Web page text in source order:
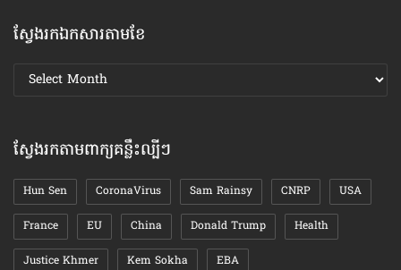
ស្វែងរកឯកសារតាមខែ
ស្វែងរក
ឯកសារ
ស្វែងរកតាមពាក្យគន្លឹះល្បីៗ
Hun Sen CoronaVirus Sam Rainsy CNRP USA
France EU China Donald Trump Health
Justice Khmer Kem Sokha EBA